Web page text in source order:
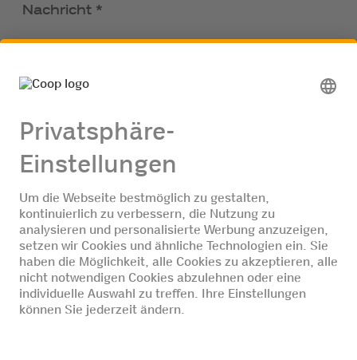
Nachricht *
Wir freuen uns auf deine Online-
Bewerbung:
Offene Stellen